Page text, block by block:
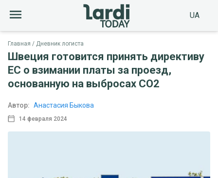
UA
Главная Дневник логиста
Швеция готовится принять директиву
ЕС о взимании платы за проезд,
основанную на выбросах CO2
14 февраля 2024
Автор: Анастасия Быкова